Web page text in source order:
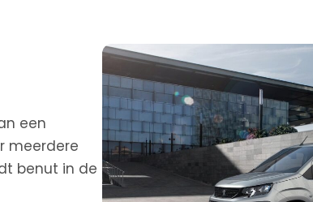
een
meerdere
benut in de